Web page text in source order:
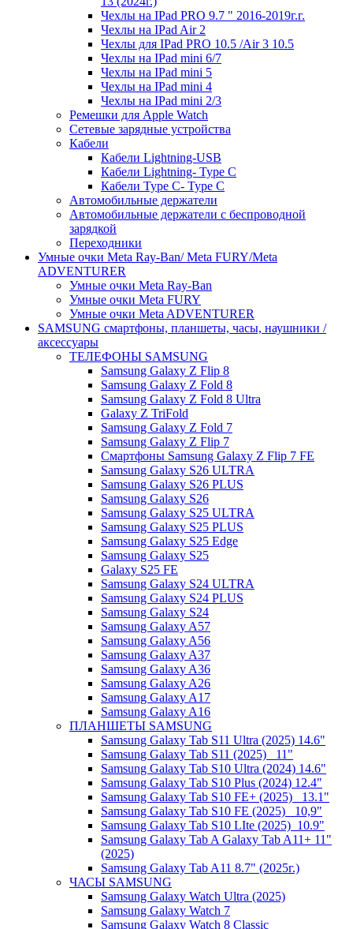
Чехлы на IPad PRO 9.7 " 2016-2019г.г.
Чехлы на IPad Air 2
Чехлы для IPad PRO 10.5 /Air 3 10.5
Чехлы на IPad mini 6/7
Чехлы на IPad mini 5
Чехлы на IPad mini 4
Чехлы на IPad mini 2/3
Ремешки для Apple Watch
Сетевые зарядные устройства
Кабели
Кабели Lightning-USB
Кабели Lightning- Type C
Кабели Type C- Type C
Автомобильные держатели
Автомобильные держатели с беспроводной
зарядкой
Переходники
Умные очки Meta Ray-Ban/ Meta FURY/Meta
ADVENTURER
Умные очки Meta Ray-Ban
Умные очки Meta FURY
Умные очки Meta ADVENTURER
SAMSUNG cмартфоны, планшеты, часы, наушники /
аксессуары
ТЕЛЕФОНЫ SAMSUNG
Samsung Galaxy Z Flip 8
Samsung Galaxy Z Fold 8
Samsung Galaxy Z Fold 8 Ultra
Galaxy Z TriFold
Samsung Galaxy Z Fold 7
Samsung Galaxy Z Flip 7
Смартфоны Samsung Galaxy Z Flip 7 FE
Samsung Galaxy S26 ULTRA
Samsung Galaxy S26 PLUS
Samsung Galaxy S26
Samsung Galaxy S25 ULTRA
Samsung Galaxy S25 PLUS
Samsung Galaxy S25 Edge
Samsung Galaxy S25
Galaxy S25 FE
Samsung Galaxy S24 ULTRA
Samsung Galaxy S24 PLUS
Samsung Galaxy S24
Samsung Galaxy A57
Samsung Galaxy A56
Samsung Galaxy A37
Samsung Galaxy A36
Samsung Galaxy A26
Samsung Galaxy A17
Samsung Galaxy A16
ПЛАНШЕТЫ SAMSUNG
Samsung Galaxy Tab S11 Ultra (2025) 14.6"
Samsung Galaxy Tab S11 (2025) _11"
Samsung Galaxy Tab S10 Ultra (2024) 14.6"
Samsung Galaxy Tab S10 Plus (2024) 12.4"
Samsung Galaxy Tab S10 FE+ (2025)_ 13.1"
Samsung Galaxy Tab S10 FE (2025)_ 10,9"
Samsung Galaxy Tab S10 LIte (2025)_10.9"
Samsung Galaxy Tab A Galaxy Tab A11+ 11"
(2025)
Samsung Galaxy Tab A11 8.7" (2025г.)
ЧАСЫ SAMSUNG
Samsung Galaxy Watch Ultra (2025)
Samsung Galaxy Watch 7
Samsung Galaxy Watch 8 Classic